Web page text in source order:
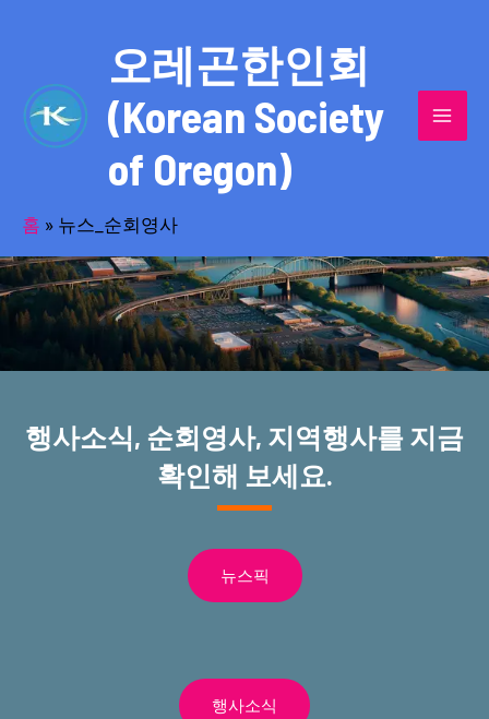
오레곤한인회
(Korean Society
of Oregon)
홈 » 뉴스_순회영사
반세기의 세월을 품고 동포사회를 섬겨온
오레곤한인회!
행사소식, 순회영사, 지역행사를 지금
확인해 보세요.
뉴스픽
행사소식